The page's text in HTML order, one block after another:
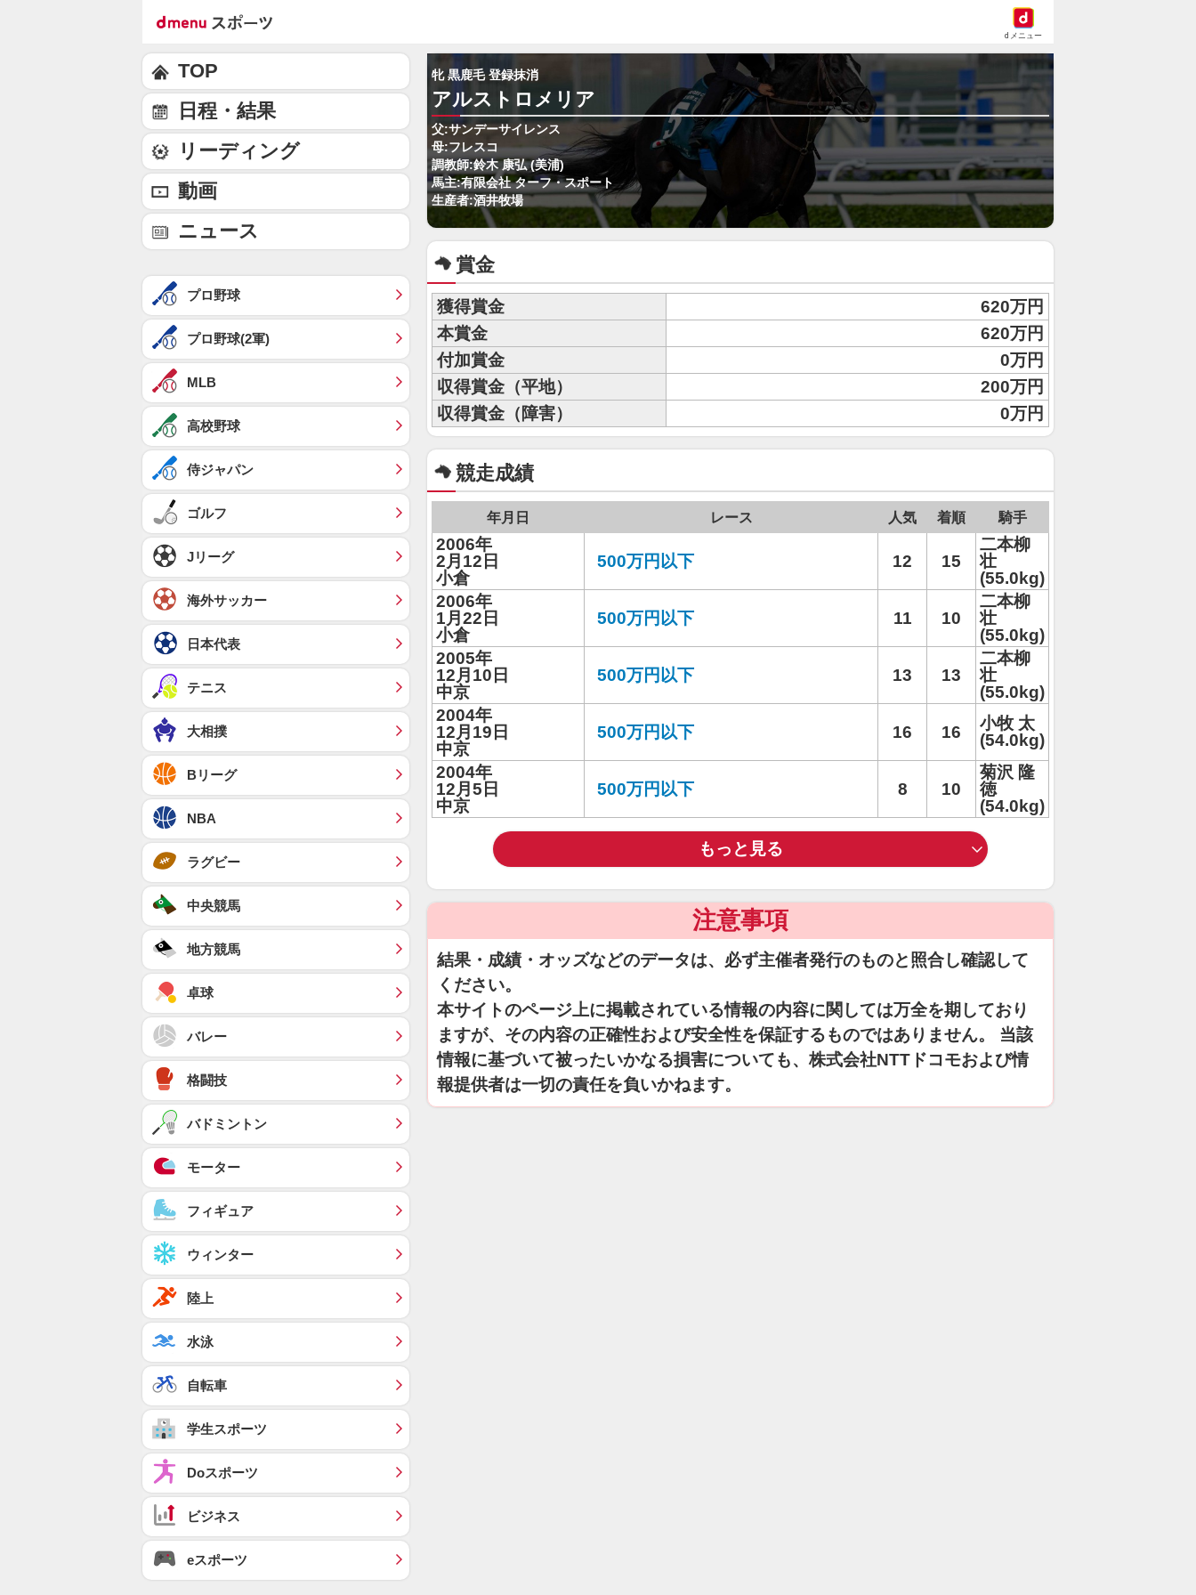
dメニュー
牝 黒鹿毛 登録抹消
アルストロメリア
父:サンデーサイレンス
母:フレスコ
調教師:鈴木 康弘 (美浦)
馬主:有限会社 ターフ・スポート
生産者:酒井牧場
賞金
獲得賞金
620万円
本賞金
620万円
付加賞金
0万円
収得賞金（平地）
200万円
収得賞金（障害）
0万円
競走成績
年月日 レース 人気 着順 騎手
2006年
2月12日
小倉
500万円以下 12 15
二本柳
壮
(55.0kg)
2006年
1月22日
小倉
500万円以下 11 10
二本柳
壮
(55.0kg)
2005年
12月10日
中京
500万円以下 13 13
二本柳
壮
(55.0kg)
2004年
12月19日
中京
500万円以下 16 16
小牧 太
(54.0kg)
2004年
12月5日
中京
500万円以下 8 10
菊沢 隆
徳
(54.0kg)
もっと見る
注意事項
結果・成績・オッズなどのデータは、必ず主催者発行のものと照合し確認して
ください。
本サイトのページ上に掲載されている情報の内容に関しては万全を期しており
ますが、その内容の正確性および安全性を保証するものではありません。 当該
情報に基づいて被ったいかなる損害についても、株式会社NTTドコモおよび情
報提供者は一切の責任を負いかねます。
TOP
日程・結果
リーディング
動画
ニュース
プロ野球
プロ野球(2軍)
MLB
高校野球
侍ジャパン
ゴルフ
Jリーグ
海外サッカー
日本代表
テニス
大相撲
Bリーグ
NBA
ラグビー
中央競馬
地方競馬
卓球
バレー
格闘技
バドミントン
モーター
フィギュア
ウィンター
陸上
水泳
自転車
学生スポーツ
Doスポーツ
ビジネス
eスポーツ